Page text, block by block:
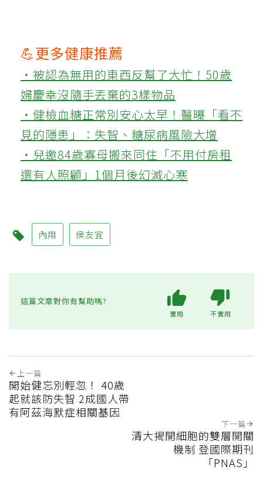
💪更多健康推薦
‧被認為無用的東西反幫了大忙！50歲
婦慶幸沒隨手丟棄的3樣物品
‧健檢血糖正常別安心太早！醫曝「看不
見的隱患」：失智、糖尿病風險大增
‧兒邀84歲寡母搬來同住「不用付房租
還有人照顧」1個月後幻滅心寒
內用 侯友宜
這篇文章對你有幫助嗎?
實用 不實用
上一篇
開始健忘別輕忽！ 40歲
起就該防失智 2成國人帶
有阿茲海默症相關基因
下一篇
清大揭開細胞的雙層開關
機制 登國際期刊
「PNAS」